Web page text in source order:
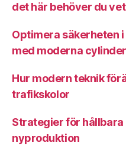
det här behöver du
Optimera säkerheten
med moderna
Hur modern teknik
trafikskolor
Strategier för
nyproduktion